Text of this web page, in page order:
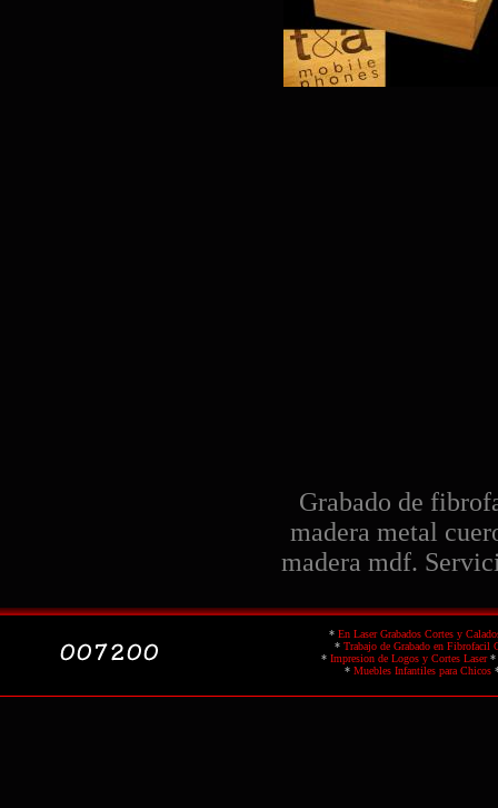
Grabado de
madera metal
madera mdf.
* En Laser Grabados Cortes y
* Trabajo de Grabado en Fibrofacil
* Impresion de Logos y Cortes Laser*
* Muebles Infantiles para Chicos